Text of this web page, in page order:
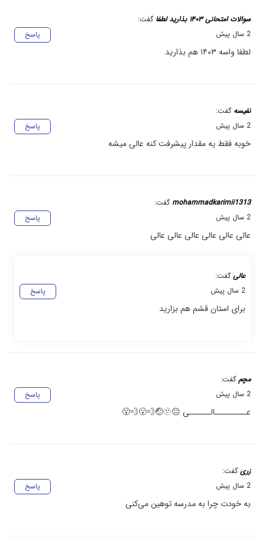
سوالات امتحانی ۱۴۰۳ بذارید لطفا
گفت:
پاسخ
2 سال پیش
لطفا واسه ۱۴۰۳ هم بذارید
نفیسه گفت:
پاسخ
2 سال پیش
خوبه فقط یه مقدار پیشرفت کنه عالی میشه
mohammadkarimii1313 گفت:
پاسخ
2 سال پیش
عالی عالی عالی عالی عالی عالی
عالی گفت:
پاسخ
2 سال پیش
برای استان قشم هم بزارید
مچم گفت:
پاسخ
2 سال پیش
عـــــــــالــــــی 😐🫥🤕😮‍💨😮‍💨
زری گفت:
پاسخ
2 سال پیش
به خودت چرا به مدرسه توهین می‌کنی